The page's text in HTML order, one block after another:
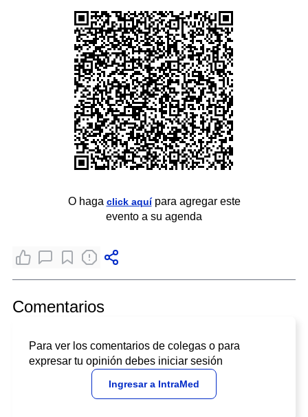
O haga click aquípara agregar este
evento a su agenda
Comentarios
Para ver los comentarios de colegas o para
expresar tu opinión debes iniciar sesión
Ingresar a IntraMed